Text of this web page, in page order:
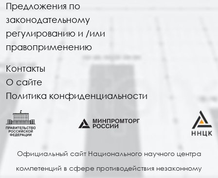
Предложения по
законодательному
регулированию и /или
правоприменению
Контакты
О сайте
Политика конфиденциальности
Официальный сайт Национального научного центра
компетенций в сфере противодействия незаконному